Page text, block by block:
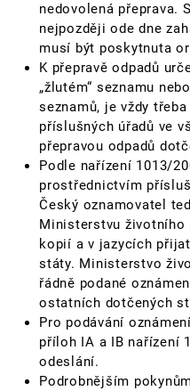
nedovolená přeprava.
nejpozději ode dne
musí být poskytnuta
K přepravě odpadů
„žlutém“ seznamu
seznamů, je vždy
příslušných úřadů ve
přepravou odpadů
Podle nařízení 1013/
prostřednictvím
Český oznamovatel
Ministerstvu životního
kopií a v jazycích
státy. Ministerstvo
řádně podané
ostatních dotčených
Pro podávání
příloh IA a IB nařízení
odeslání.
Podrobnějším